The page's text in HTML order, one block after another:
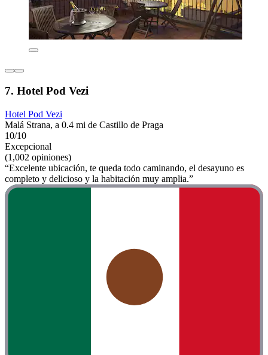
7. Hotel Pod Vezi
Hotel Pod Vezi
Malá Strana, a 0.4 mi de Castillo de Praga
10/10
Excepcional
(1,002 opiniones)
“Excelente ubicación, te queda todo caminando, el desayuno es
completo y delicioso y la habitación muy amplia.”